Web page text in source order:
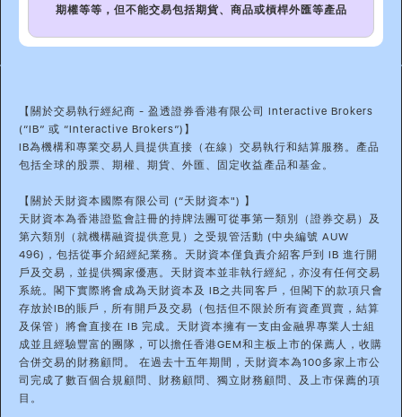
期權等等，但不能交易包括期貨、商品或槓桿外匯等產品
【關於交易執行經紀商 - 盈透證券香港有限公司 Interactive Brokers
(“IB” 或 “Interactive Brokers”)】
IB為機構和專業交易人員提供直接（在線）交易執行和結算服務。產品
包括全球的股票、期權、期貨、外匯、固定收益產品和基金。
【關於天財資本國際有限公司 (“天財資本") 】
天財資本為香港證監會註冊的持牌法團可從事第一類別（證券交易）及
第六類別（就機構融資提供意見）之受規管活動 (中央編號 AUW
496)，包括從事介紹經紀業務。天財資本僅負責介紹客戶到 IB 進行開
戶及交易，並提供獨家優惠。天財資本並非執行經紀，亦沒有任何交易
系統。閣下實際將會成為天財資本及 IB之共同客戶，但閣下的款項只會
存放於IB的賬戶，所有開戶及交易（包括但不限於所有資產買賣，結算
及保管）將會直接在 IB 完成。天財資本擁有一支由金融界專業人士組
成並且經驗豐富的團隊，可以擔任香港GEM和主板上市的保薦人，收購
合併交易的財務顧問。 在過去十五年期間，天財資本為100多家上市公
司完成了數百個合規顧問、財務顧問、獨立財務顧問、及上市保薦的項
目。